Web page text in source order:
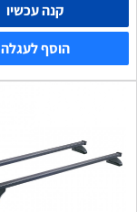
קנה עכשיו
הוסף לעגלה